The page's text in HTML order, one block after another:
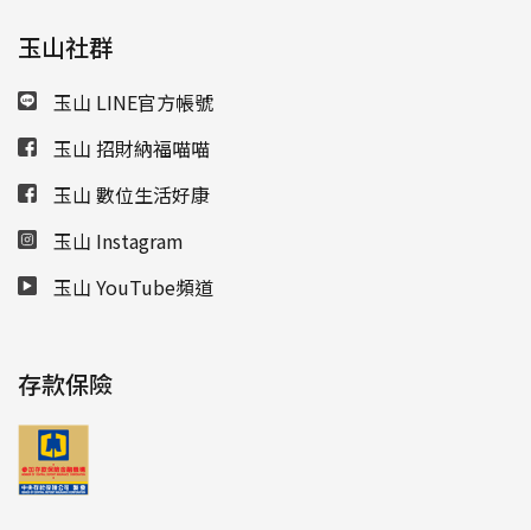
玉山社群
玉山 LINE官方帳號
玉山 招財納福喵喵
玉山 數位生活好康
玉山 Instagram
玉山 YouTube頻道
存款保險